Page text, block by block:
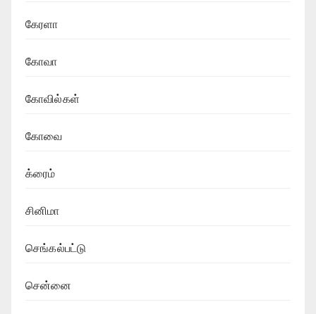
கேரளா
கோவா
கோவில்கள்
கோவை
க்ரைம்
சினிமா
செங்கல்பட்டு
சென்னை